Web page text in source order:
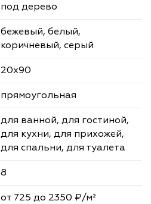
под дерево
бежевый, белый,
коричневый, серый
20х90
прямоугольная
для ванной, для гостиной,
для кухни, для прихожей,
для спальни, для туалета
8
от 725 до 2350 ₽/м²